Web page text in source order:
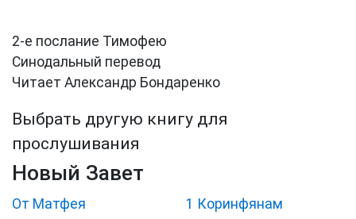
2-е послание Тимофею
Синодальный перевод
Читает Александр Бондаренко
Выбрать другую книгу для
прослушивания
Новый Завет
От Матфея
1 Коринфянам